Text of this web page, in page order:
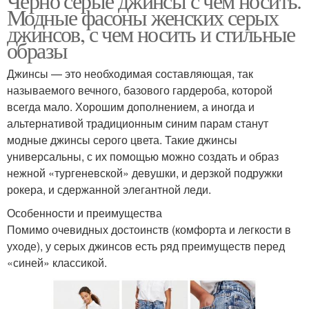
Модные фасоны женских серых
джинсов, с чем носить и стильные
образы
Джинсы — это необходимая составляющая, так
называемого вечного, базового гардероба, которой
всегда мало. Хорошим дополнением, а иногда и
альтернативой традиционным синим парам станут
модные джинсы серого цвета. Такие джинсы
универсальны, с их помощью можно создать и образ
нежной «тургеневской» девушки, и дерзкой подружки
рокера, и сдержанной элегантной леди.
Особенности и преимущества
Помимо очевидных достоинств (комфорта и легкости в
уходе), у серых джинсов есть ряд преимуществ перед
«синей» классикой.